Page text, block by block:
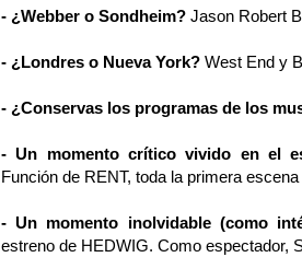
- ¿Webber o Sondheim? Jason Robert
- ¿Londres o Nueva York?West End y
- ¿Conservas los programas de los
- Un momento crítico vivido en el
Función de RENT, toda la primera
- Un momento inolvidable (como
estreno de HEDWIG. Como espectador,